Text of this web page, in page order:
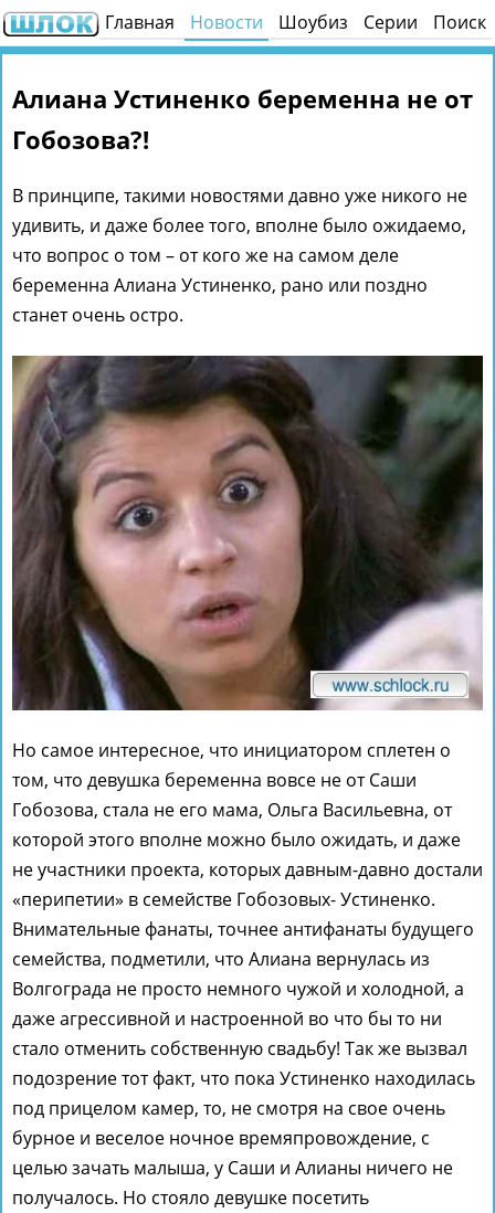
Главная Новости Шоубиз Серии Поиск
Алиана Устиненко беременна не от
Гобозова?!
В принципе, такими новостями давно уже никого не
удивить, и даже более того, вполне было ожидаемо,
что вопрос о том – от кого же на самом деле
беременна Алиана Устиненко, рано или поздно
станет очень остро.
Но самое интересное, что инициатором сплетен о
том, что девушка беременна вовсе не от Саши
Гобозова, стала не его мама, Ольга Васильевна, от
которой этого вполне можно было ожидать, и даже
не участники проекта, которых давным-давно достали
«перипетии» в семействе Гобозовых- Устиненко.
Внимательные фанаты, точнее антифанаты будущего
семейства, подметили, что Алиана вернулась из
Волгограда не просто немного чужой и холодной, а
даже агрессивной и настроенной во что бы то ни
стало отменить собственную свадьбу! Так же вызвал
подозрение тот факт, что пока Устиненко находилась
под прицелом камер, то, не смотря на свое очень
бурное и веселое ночное времяпровождение, с
целью зачать малыша, у Саши и Алианы ничего не
получалось. Но стояло девушке посетить